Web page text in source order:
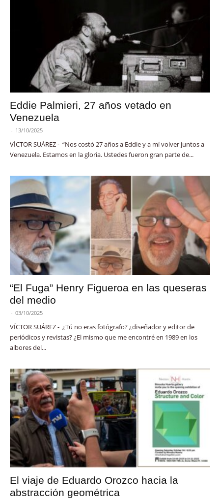
Eddie Palmieri, 27 años vetado en
Venezuela
- 13/10/2025
VÍCTOR SUÁREZ - “Nos costó 27 años a Eddie y a mí volver juntos a
Venezuela. Estamos en la gloria. Ustedes fueron gran parte de...
“El Fuga” Henry Figueroa en las queseras
del medio
- 03/10/2025
VÍCTOR SUÁREZ - ¿Tú no eras fotógrafo? ¿diseñador y editor de
periódicos y revistas? ¿El mismo que me encontré en 1989 en los
albores del...
El viaje de Eduardo Orozco hacia la
abstracción geométrica